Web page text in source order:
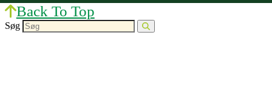
Back To Top
Søg